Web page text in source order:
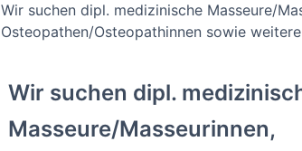
Wir suchen dipl. medizinische Masseure/
Osteopathen/Osteopathinnen sowie
Wir suchen dipl.
Masseure/Masseurinnen,